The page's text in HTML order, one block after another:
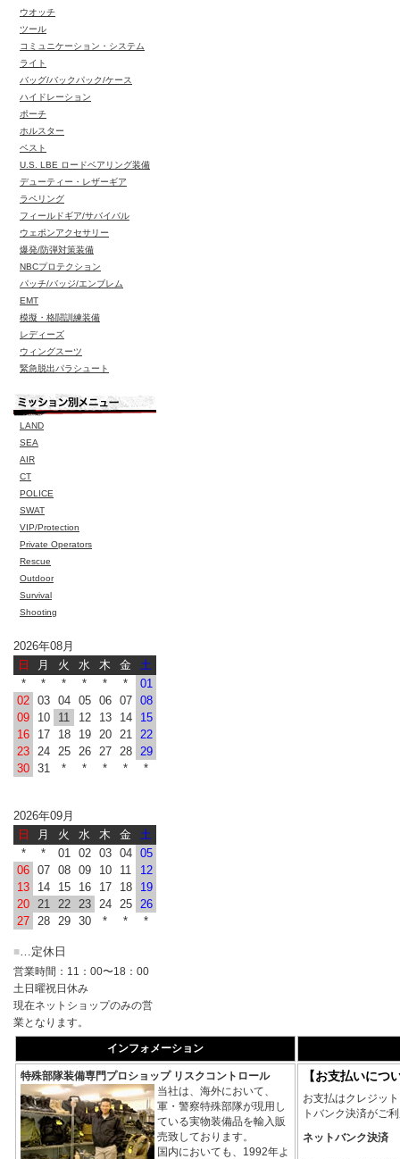
ウオッチ
ツール
コミュニケーション・システム
ライト
バッグ/バックパック/ケース
ハイドレーション
ポーチ
ホルスター
ベスト
U.S. LBE ロードベアリング装備
デューティー・レザーギア
ラペリング
フィールドギア/サバイバル
ウェポンアクセサリー
爆発/防弾対策装備
NBCプロテクション
パッチ/バッジ/エンブレム
EMT
模擬・格闘訓練装備
レディーズ
ウィングスーツ
緊急脱出パラシュート
LAND
SEA
AIR
CT
POLICE
SWAT
VIP/Protection
Private Operators
Rescue
Outdoor
Survival
Shooting
2026年08月
日
月 火 水 木 金
土
*
* * * * *
01
02 03 04 05 06 07
08
09
10 11 12 13 14
15
16
17 18 19 20 21
22
23
24 25 26 27 28
29
30 31 * * * * *
2026年09月
日
月 火 水 木 金
土
*
* 01 02 03 04
05
06 07 08 09 10 11
12
13
14 15 16 17 18
19
20
21 22 23 24 25
26
27
28 29 30 * * *
■ …定休日
営業時間：11：00〜18：00
土日曜祝日休み
現在ネットショップのみの営
業となります。
インフォメーション
特殊部隊装備専門プロショップ リスクコントロール
当社は、海外において、
軍・警察特殊部隊が現用し
ている実物装備品を輸入販
売致しております。
国内においても、1992年よ
【お支払いにつ
お支払はクレジッ
トバンク決済がご
ネットバンク決済